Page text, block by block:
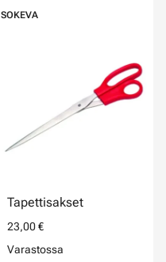
SOKEVA
Tapettisakset
23,00 €
Varastossa